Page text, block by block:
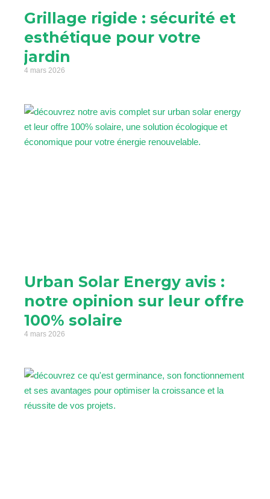
Grillage rigide : sécurité et
esthétique pour votre
jardin
4 mars 2026
Urban Solar Energy avis :
notre opinion sur leur offre
100% solaire
4 mars 2026